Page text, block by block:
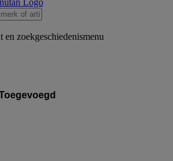
en zoekgeschiedenismenu